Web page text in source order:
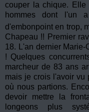
couper la chique.
hommes dont l'un
d'embonpoint en trop,
Chapeau !! Premier
18. L'an dernier
! Quelques
marcheur de 83 ans
mais je crois l'avoir vu
où nous partions.
devoir mettre la
longeons plus